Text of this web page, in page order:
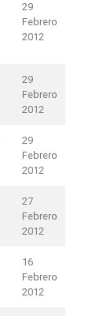
29
Febrero
2012
29
Febrero
2012
29
Febrero
2012
27
Febrero
2012
16
Febrero
2012